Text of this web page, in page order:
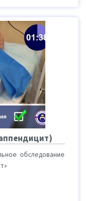
обследование